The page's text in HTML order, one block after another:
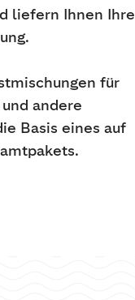
liefern Ihnen Ihre
für
andere
Basis eines auf